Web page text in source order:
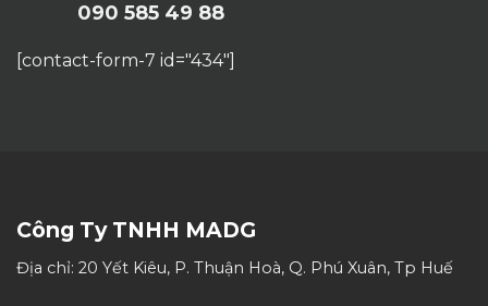
090 585 49 88
[contact-form-7 id="434"]
Công Ty TNHH MADG
Địa chỉ: 20 Yết Kiêu, P. Thuận Hoà, Q. Phú Xuân, Tp Huế